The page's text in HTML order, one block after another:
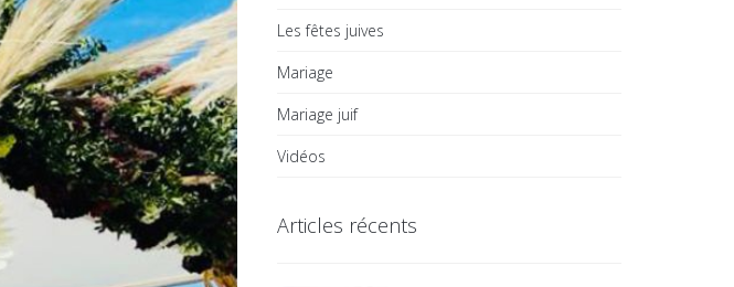
Les fêtes juives
Mariage
Mariage juif
Vidéos
Articles récents